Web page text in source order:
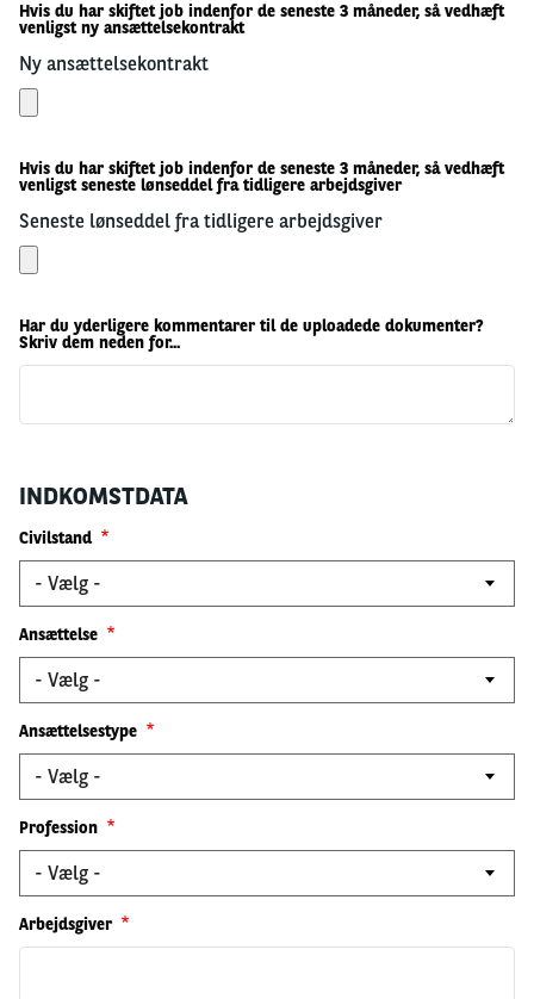
Hvis du har skiftet job indenfor de seneste 3 måneder, så vedhæft
venligst ny ansættelsekontrakt
Ny ansættelsekontrakt
Hvis du har skiftet job indenfor de seneste 3 måneder, så vedhæft
venligst seneste lønseddel fra tidligere arbejdsgiver
Seneste lønseddel fra tidligere arbejdsgiver
Har du yderligere kommentarer til de uploadede dokumenter?
Skriv dem neden for...
INDKOMSTDATA
Civilstand
Ansættelse
Ansættelsestype
Profession
Arbejdsgiver